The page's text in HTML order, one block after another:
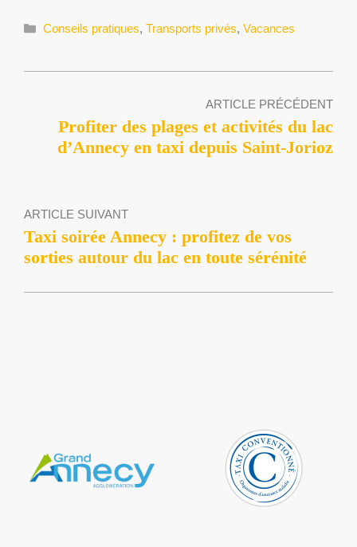
Catégories
Conseils pratiques, Transports privés, Vacances
ARTICLE PRÉCÉDENT
Profiter des plages et activités du lac
d’Annecy en taxi depuis Saint-Jorioz
ARTICLE SUIVANT
Taxi soirée Annecy : profitez de vos
sorties autour du lac en toute sérénité